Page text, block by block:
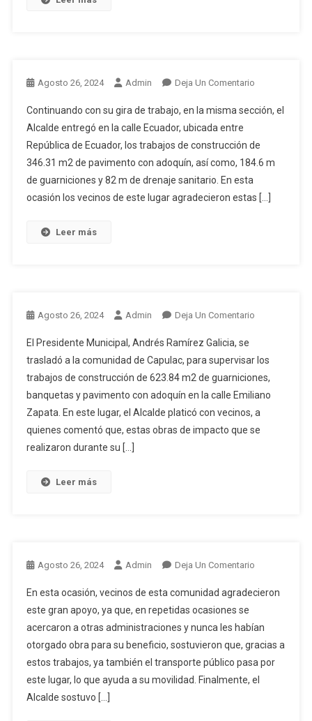
Agosto 26, 2024 Admin Deja Un Comentario
Continuando con su gira de trabajo, en la misma sección, el
Alcalde entregó en la calle Ecuador, ubicada entre
República de Ecuador, los trabajos de construcción de
346.31 m2 de pavimento con adoquín, así como, 184.6 m
de guarniciones y 82 m de drenaje sanitario. En esta
ocasión los vecinos de este lugar agradecieron estas […]
Leer más
Agosto 26, 2024 Admin Deja Un Comentario
El Presidente Municipal, Andrés Ramírez Galicia, se
trasladó a la comunidad de Capulac, para supervisar los
trabajos de construcción de 623.84 m2 de guarniciones,
banquetas y pavimento con adoquín en la calle Emiliano
Zapata. En este lugar, el Alcalde platicó con vecinos, a
quienes comentó que, estas obras de impacto que se
realizaron durante su […]
Leer más
Agosto 26, 2024 Admin Deja Un Comentario
En esta ocasión, vecinos de esta comunidad agradecieron
este gran apoyo, ya que, en repetidas ocasiones se
acercaron a otras administraciones y nunca les habían
otorgado obra para su beneficio, sostuvieron que, gracias a
estos trabajos, ya también el transporte público pasa por
este lugar, lo que ayuda a su movilidad. Finalmente, el
Alcalde sostuvo […]